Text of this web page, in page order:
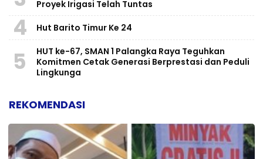
Proyek Irigasi Telah Tuntas
4 Hut Barito Timur Ke 24
5
HUT ke-67, SMAN 1 Palangka Raya Teguhkan
Komitmen Cetak Generasi Berprestasi dan Peduli
Lingkunga
REKOMENDASI